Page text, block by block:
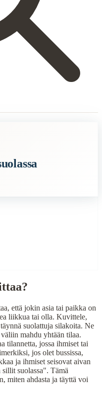
tarkoittaa, että jokin asia
specific topics
proverbs
writing
että jokin asia tai paikka on
liikkua tai olla. Kuvittele,
suolattuja silakoita. Ne
mahdu yhtään tilaa.
tilannetta, jossa ihmiset tai
jos olet bussissa,
ja ihmiset seisovat aivan
suolassa". Tämä
miten ahdasta ja täyttä voi